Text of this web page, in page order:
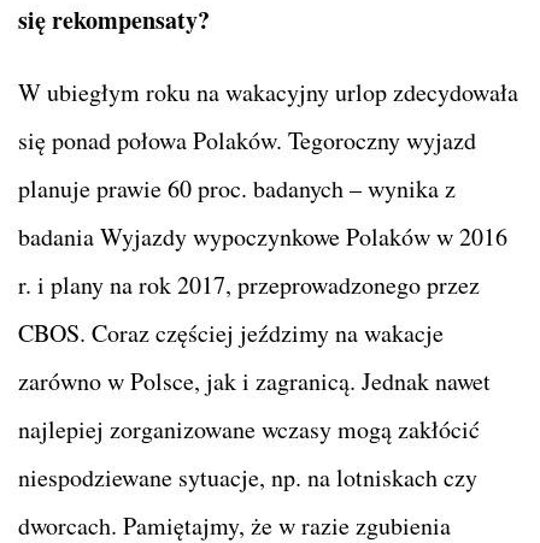
się rekompensaty?
W ubiegłym roku na wakacyjny urlop zdecydowała
się ponad połowa Polaków. Tegoroczny wyjazd
planuje prawie 60 proc. badanych – wynika z
badania Wyjazdy wypoczynkowe Polaków w 2016
r. i plany na rok 2017, przeprowadzonego przez
CBOS. Coraz częściej jeździmy na wakacje
zarówno w Polsce, jak i zagranicą. Jednak nawet
najlepiej zorganizowane wczasy mogą zakłócić
niespodziewane sytuacje, np. na lotniskach czy
dworcach. Pamiętajmy, że w razie zgubienia